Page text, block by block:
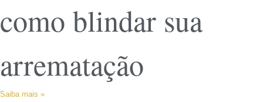
como blindar sua
arrematação
Saiba mais »